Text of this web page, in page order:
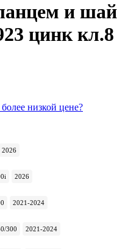
и
цинк кл.8
низкой цене?
2026
2026
2021-2024
300 2021-2024